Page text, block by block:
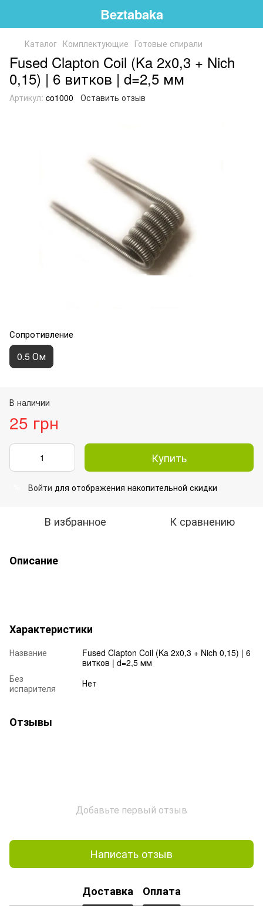
Beztabaka
Каталог Комплектующие Готовые спирали
Fused Clapton Coil (Ka 2x0,3 + Nich
0,15) | 6 витков | d=2,5 мм
Артикул: co1000 Оставить отзыв
Сопротивление
0.5 Ом
В наличии
25 грн
Купить
Войти для отображения накопительной скидки
В избранное К сравнению
Описание
Характеристики
Название
Fused Clapton Coil (Ka 2x0,3 + Nich 0,15) | 6
витков | d=2,5 мм
Без
испарителя
Нет
Отзывы
Добавьте первый отзыв
Написать отзыв
Доставка Оплата